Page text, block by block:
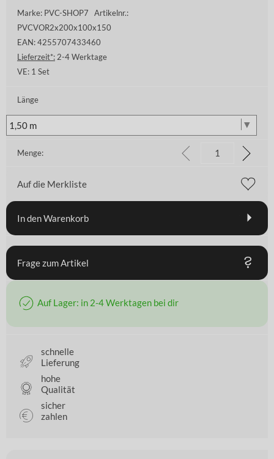
Marke: PVC-SHOP7 Artikelnr.:
PVCVOR2x200x100x150
EAN: 4255707433460
Lieferzeit*: 2-4 Werktage
VE: 1 Set
Länge
Menge:
Auf die Merkliste
In den Warenkorb
Frage zum Artikel
Auf Lager: in 2-4 Werktagen bei dir
schnelle
Lieferung
hohe
Qualität
sicher
zahlen